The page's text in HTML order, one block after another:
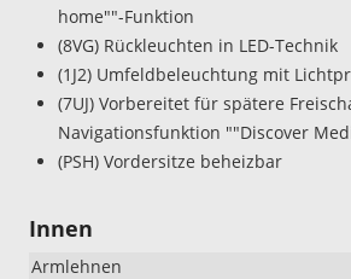
home""-Funktion
(8VG) Rückleuchten in LED-Technik
(1J2) Umfeldbeleuchtung mit
(7UJ) Vorbereitet für spätere
Navigationsfunktion ""Discover
(PSH) Vordersitze beheizbar
Innen
Armlehnen